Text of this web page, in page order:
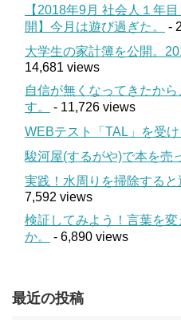
【2018年9月 社会人１年
開】今月は遊び過ぎた。
-
大学生の家計簿を公開。
14,681 views
自信が無くなってきたか
す。
- 11,726 views
WEBテスト「TAL」を受け
駿河屋(するがや)で本を売
実践！水周りを掃除すると
7,592 views
検証してみよう！言葉を
か。
- 6,890 views
最近の投稿